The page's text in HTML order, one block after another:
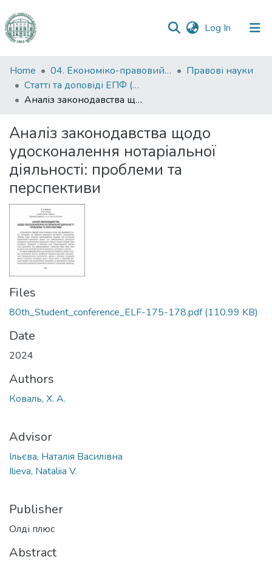
Log In (current)
Communities
&
Collections
Statistics
Home 04. Економіко-правовий факультет
Правові науки
Статті та доповіді ЕПФ (Правові науки)
Аналіз законодавства щодо удосконалення нотаріальної діяльності: проблеми та перспективи
Аналіз законодавства щодо
удосконалення нотаріальної
діяльності: проблеми та
перспективи
Files
80th_Student_conference_ELF-175-178.pdf(110.99 KB)
Date
2024
Authors
Коваль, Х. А.
Advisor
Ільєва, Наталія Василівна
Ilieva, Nataliia V.
Publisher
Олді плюс
Abstract